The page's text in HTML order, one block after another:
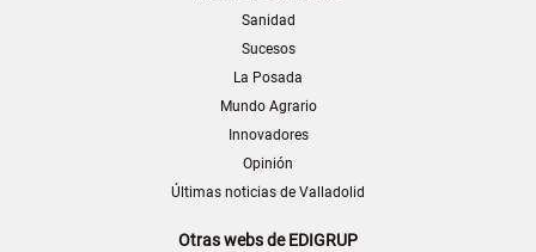
Sanidad
Sucesos
La Posada
Mundo Agrario
Innovadores
Opinión
Últimas noticias de Valladolid
Otras webs de EDIGRUP